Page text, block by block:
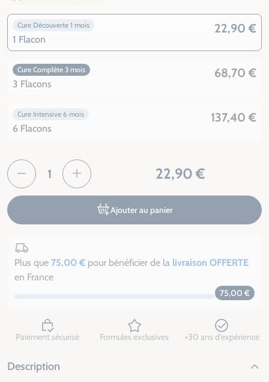
Cure Découverte 1 mois
1 Flacon
22,90 €
Cure Complète 3 mois
3 Flacons
68,70 €
Cure Intensive 6 mois
6 Flacons
137,40 €
22,90 €
Ajouter au panier
Plus que 75,00 € pour bénéficier de la livraison OFFERTE
en France
75,00 €
Paiement sécurisé Formules exclusives +30 ans d’expérience
Description